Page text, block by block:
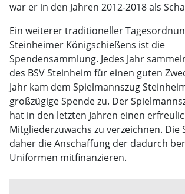
war er in den Jahren 2012-2018 als
Ein weiterer traditioneller
Steinheimer Königschießens ist die
Spendensammlung. Jedes Jahr
des BSV Steinheim für einen guten
Jahr kam dem Spielmannszug
großzügige Spende zu. Der
hat in den letzten Jahren einen
Mitgliederzuwachs zu verzeichnen. Die
daher die Anschaffung der dadurch
Uniformen mitfinanzieren.